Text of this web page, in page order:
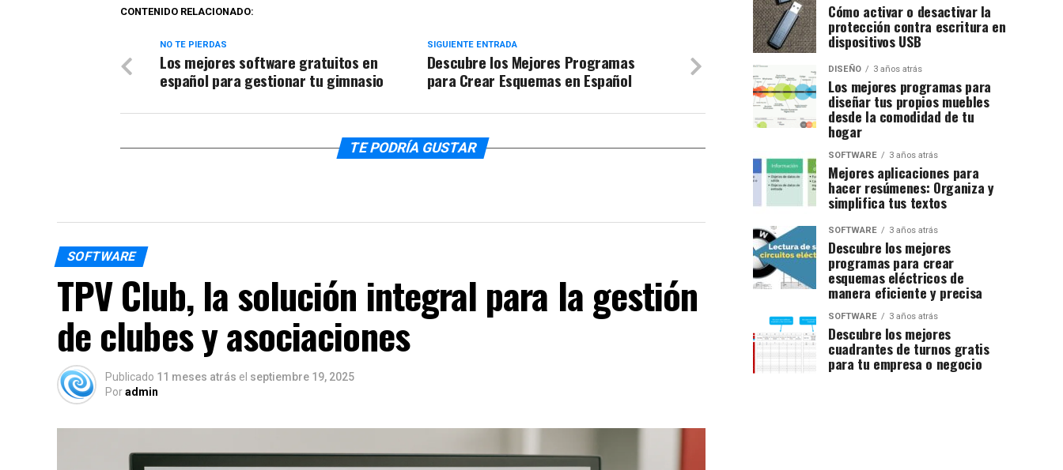
CONTENIDO RELACIONADO:
SIGUIENTE ENTRADA
Descubre los Mejores Programas
para Crear Esquemas en Español
NO TE PIERDAS
Los mejores software gratuitos en
español para gestionar tu gimnasio
TE PODRÍA GUSTAR
SOFTWARE
TPV Club, la solución integral para la gestión
de clubes y asociaciones
Publicado 11 meses atrás el septiembre 19, 2025
Poradmin
Cómo activar o desactivar la
protección contra escritura en
dispositivos USB
DISEÑO 3 años atrás
Los mejores programas para
diseñar tus propios muebles
desde la comodidad de tu
hogar
SOFTWARE 3 años atrás
Mejores aplicaciones para
hacer resúmenes: Organiza y
simplifica tus textos
SOFTWARE 3 años atrás
Descubre los mejores
programas para crear
esquemas eléctricos de
manera eficiente y precisa
SOFTWARE 3 años atrás
Descubre los mejores
cuadrantes de turnos gratis
para tu empresa o negocio